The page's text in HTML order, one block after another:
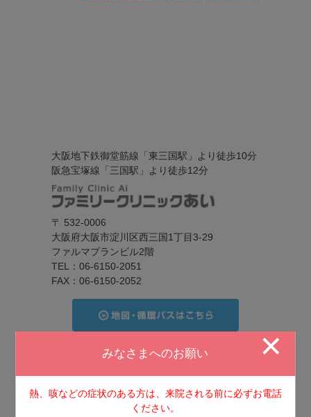
大阪地下鉄御堂筋線「東三国駅」より徒歩10分
阪急宝塚線「三国駅」より徒歩12分
〒 532-0006
大阪府大阪市淀川区西三国1丁目3-29
ファルマプランビル2階
TEL：06-6150-2051
FAX：06-6150-2052
みなさまへのお願い
熱、咳などの症状のある⽅は、来院される前に必ずお電話
ください。